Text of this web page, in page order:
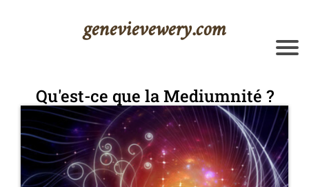
genevievewery.com
Qu'est-ce que la Mediumnité ?